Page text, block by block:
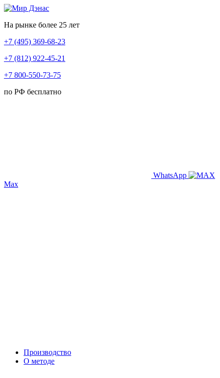
На рынке более 25 лет
+7 (495) 369-68-23
+7 (812) 922-45-21
+7 800-550-73-75
по РФ бесплатно
WhatsApp
Max
Производство
О методе